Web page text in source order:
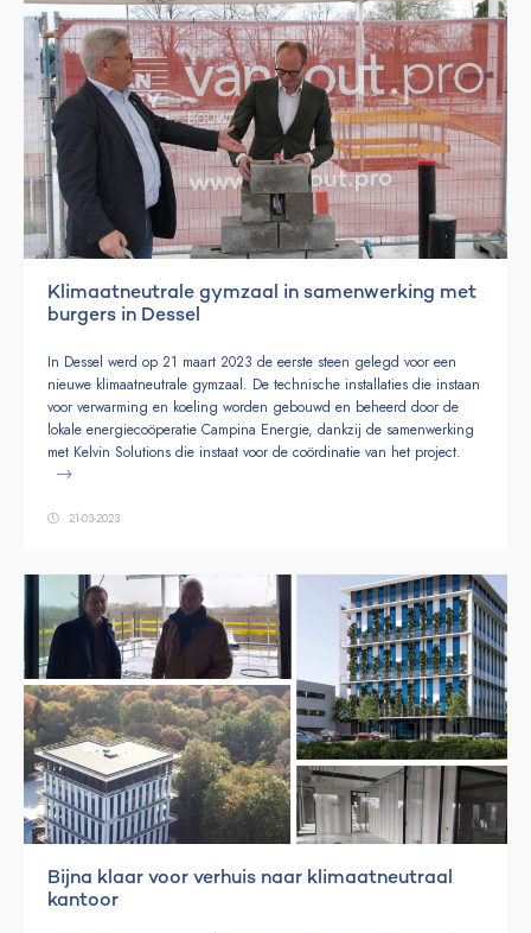
Klimaatneutrale gymzaal in samenwerking met
burgers in Dessel
In Dessel werd op 21 maart 2023 de eerste steen gelegd voor een
nieuwe klimaatneutrale gymzaal. De technische installaties die instaan
voor verwarming en koeling worden gebouwd en beheerd door de
lokale energiecoöperatie Campina Energie, dankzij de samenwerking
met Kelvin Solutions die instaat voor de coördinatie van het project.
21-03-2023
Bijna klaar voor verhuis naar klimaatneutraal
kantoor